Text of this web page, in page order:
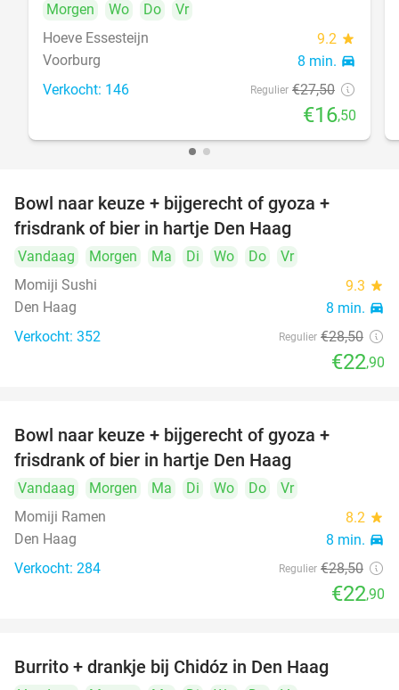
Morgen
Wo Do
Vr
Hoeve Essesteijn
9.2 star
Voorburg 8 min. directions_car
Verkocht: 146 Regulier €27,50
€16,50
Bowl naar keuze + bijgerecht of gyoza +
frisdrank of bier in hartje Den Haag
Vandaag Morgen Ma Di Wo Do
Vr
Momiji Sushi
9.3 star
Den Haag 8 min. directions_car
Verkocht: 352 Regulier €28,50
€22,90
Bowl naar keuze + bijgerecht of gyoza +
frisdrank of bier in hartje Den Haag
Vandaag Morgen Ma Di Wo Do
Vr
Momiji Ramen
8.2 star
Den Haag 8 min. directions_car
Verkocht: 284 Regulier €28,50
€22,90
Burrito + drankje bij Chidóz in Den Haag